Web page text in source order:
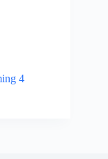
4